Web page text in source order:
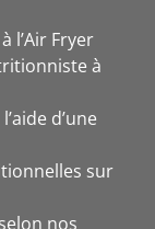
l’Air Fryer
à
d’une
sur
nos